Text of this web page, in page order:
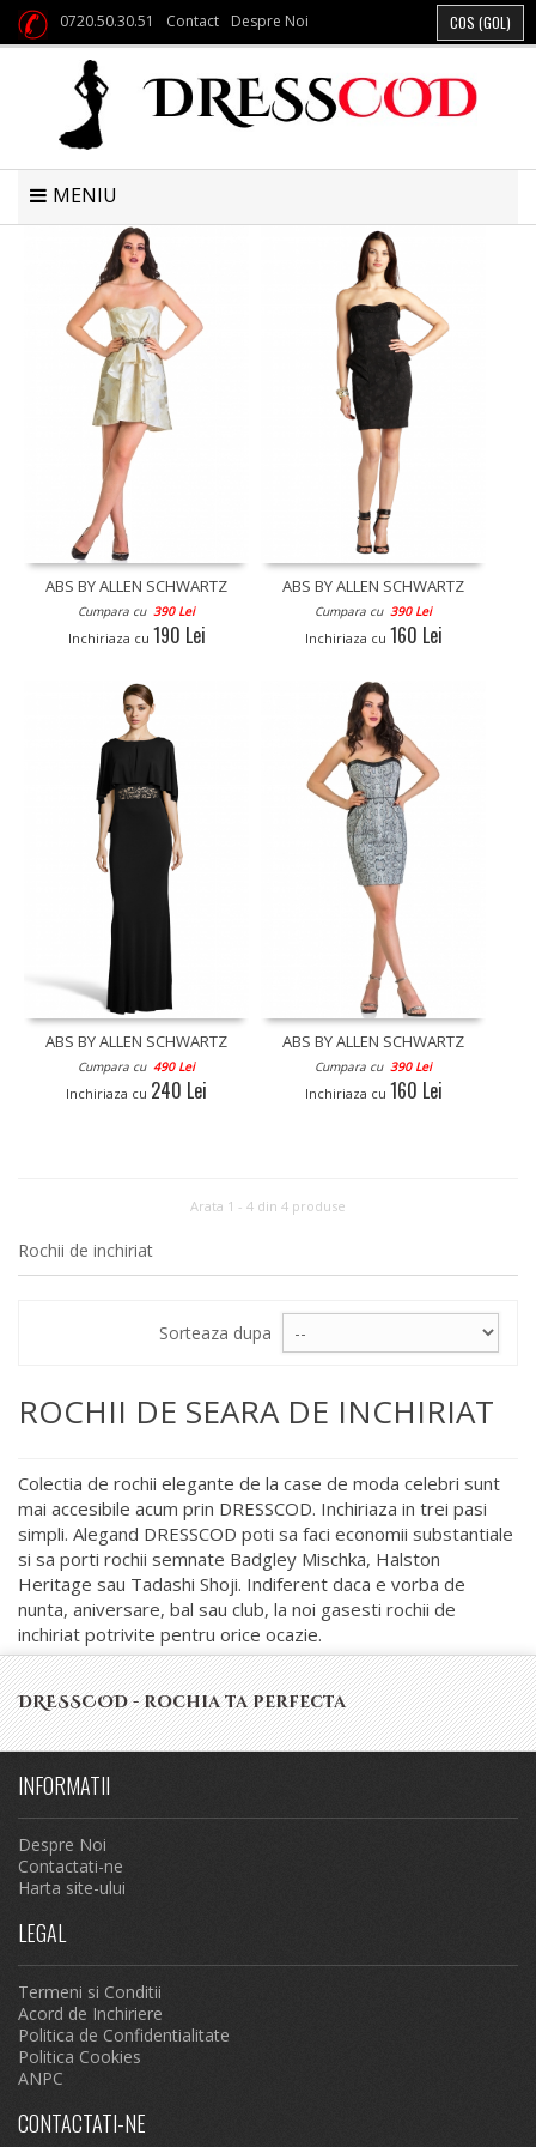
0720.50.30.51 Contact Despre Noi COS (GOL)
MENIU
ABS BY ALLEN SCHWARTZ
Cumpara cu390 Lei
Inchiriaza cu 190 Lei
ABS BY ALLEN SCHWARTZ
Cumpara cu390 Lei
Inchiriaza cu 160 Lei
ABS BY ALLEN SCHWARTZ
Cumpara cu490 Lei
Inchiriaza cu 240 Lei
ABS BY ALLEN SCHWARTZ
Cumpara cu390 Lei
Inchiriaza cu 160 Lei
Arata 1 - 4 din 4 produse
Rochii de inchiriat
Sorteaza dupa
ROCHII DE SEARA DE INCHIRIAT
Colectia de rochii elegante de la case de moda celebri sunt
mai accesibile acum prin DRESSCOD. Inchiriaza in trei pasi
simpli. Alegand DRESSCOD poti sa faci economii substantiale
si sa porti rochii semnate Badgley Mischka, Halston
Heritage sau Tadashi Shoji. Indiferent daca e vorba de
nunta, aniversare, bal sau club, la noi gasesti rochii de
inchiriat potrivite pentru orice ocazie.
DRESSCOD - rochia ta perfecta
INFORMATII
Despre Noi
Contactati-ne
Harta site-ului
LEGAL
Termeni si Conditii
Acord de Inchiriere
Politica de Confidentialitate
Politica Cookies
ANPC
CONTACTATI-NE